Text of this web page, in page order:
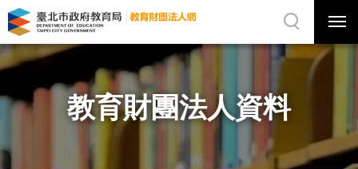
教
育
團
資
料
府
網
站
選
選
單
關
網
站
尋
教育財團法人資料